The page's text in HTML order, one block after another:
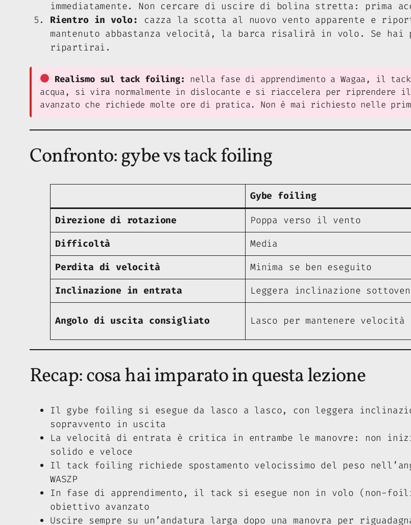
immediatamente. Non cercare di uscire di bolina stretta: prima
Rientro in volo:
cazza la scotta al nuovo vento apparente e
mantenuto abbastanza velocità, la barca risalirà in volo. Se
ripartirai.
Realismo sul tack foiling: nella fase di apprendimento a Wagaa, il
acqua, si vira normalmente in dislocante e si riaccelera per
avanzato che richiede molte ore di pratica. Non è mai richiesto nelle
Confronto: gybe vs tack foiling
Gybe foiling
Direzione di rotazione
Poppa verso il vento
Difficoltà
Media
Perdita di velocità
Minima se ben eseguito
Inclinazione in entrata
Leggera inclinazione
Angolo di uscita consigliato Lasco per mantenere velocità
Recap: cosa hai imparato in questa lezione
Il gybe foiling si esegue da lasco a lasco, con leggera
sopravvento in uscita
La velocità di entrata è critica in entrambe le manovre: non
solido e veloce
Il tack foiling richiede spostamento velocissimo del peso
WASZP
In fase di apprendimento, il tack si esegue non in volo (non-
obiettivo avanzato
Uscire sempre su un’andatura larga dopo una manovra per